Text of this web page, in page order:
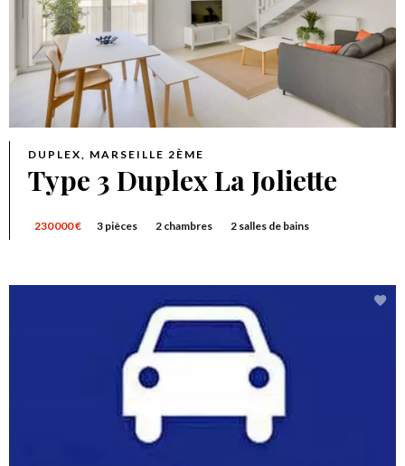
DUPLEX, MARSEILLE 2ÈME
Type 3 Duplex La Joliette
230 000 € 3 pièces 2 chambres 2 salles de bains